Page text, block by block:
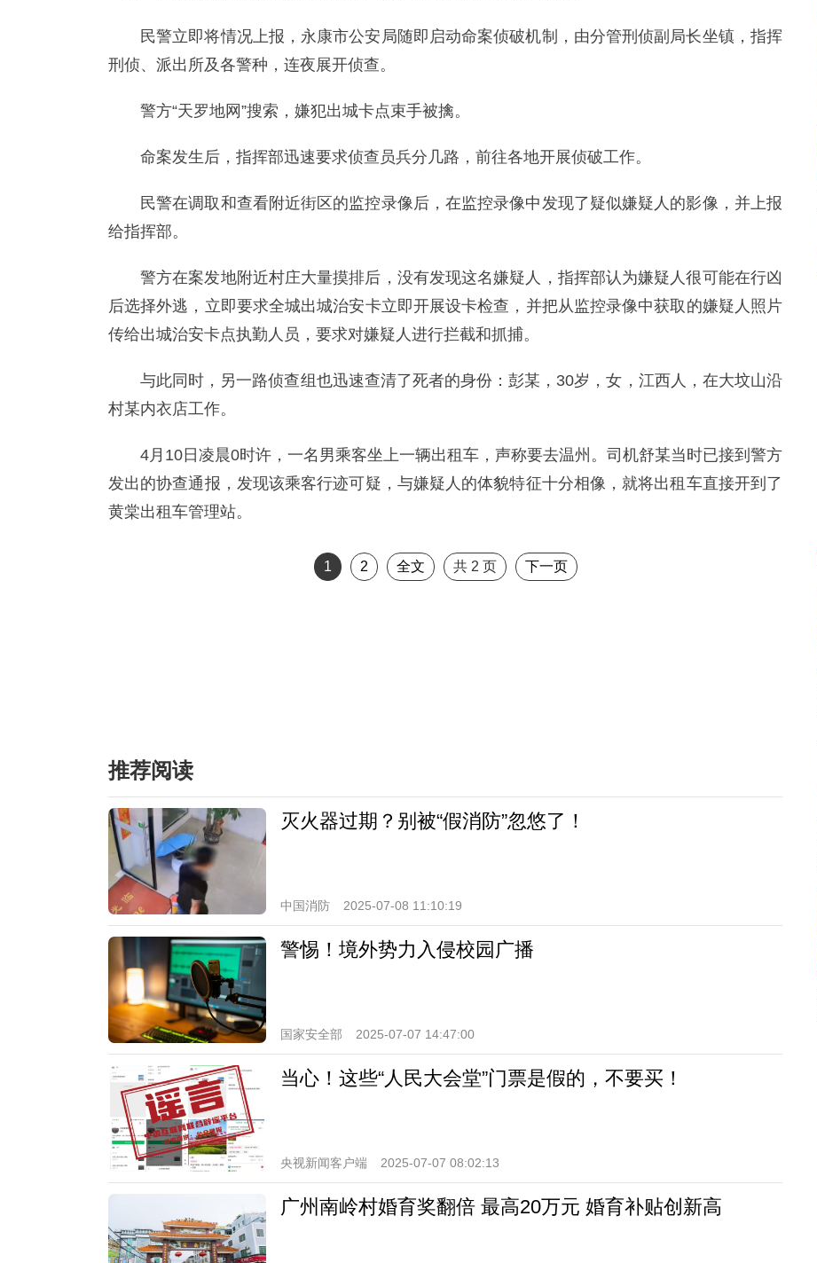
民警立即将情况上报，永康市公安局随即启动命案侦破机制，由分管刑侦副局长坐镇，指挥
刑侦、派出所及各警种，连夜展开侦查。
警方“天罗地网”搜索，嫌犯出城卡点束手被擒。
命案发生后，指挥部迅速要求侦查员兵分几路，前往各地开展侦破工作。
民警在调取和查看附近街区的监控录像后，在监控录像中发现了疑似嫌疑人的影像，并上报
给指挥部。
警方在案发地附近村庄大量摸排后，没有发现这名嫌疑人，指挥部认为嫌疑人很可能在行凶
后选择外逃，立即要求全城出城治安卡立即开展设卡检查，并把从监控录像中获取的嫌疑人照片
传给出城治安卡点执勤人员，要求对嫌疑人进行拦截和抓捕。
与此同时，另一路侦查组也迅速查清了死者的身份：彭某，30岁，女，江西人，在大坟山沿
村某内衣店工作。
4月10日凌晨0时许，一名男乘客坐上一辆出租车，声称要去温州。司机舒某当时已接到警方
发出的协查通报，发现该乘客行迹可疑，与嫌疑人的体貌特征十分相像，就将出租车直接开到了
黄棠出租车管理站。
1 2 全文 共2 页 下一页
推荐阅读
灭火器过期？别被“假消防”忽悠了！
中国消防 2025-07-08 11:10:19
警惕！境外势力入侵校园广播
国家安全部 2025-07-07 14:47:00
当心！这些“人民大会堂”门票是假的，不要买！
央视新闻客户端 2025-07-07 08:02:13
广州南岭村婚育奖翻倍 最高20万元 婚育补贴创新高